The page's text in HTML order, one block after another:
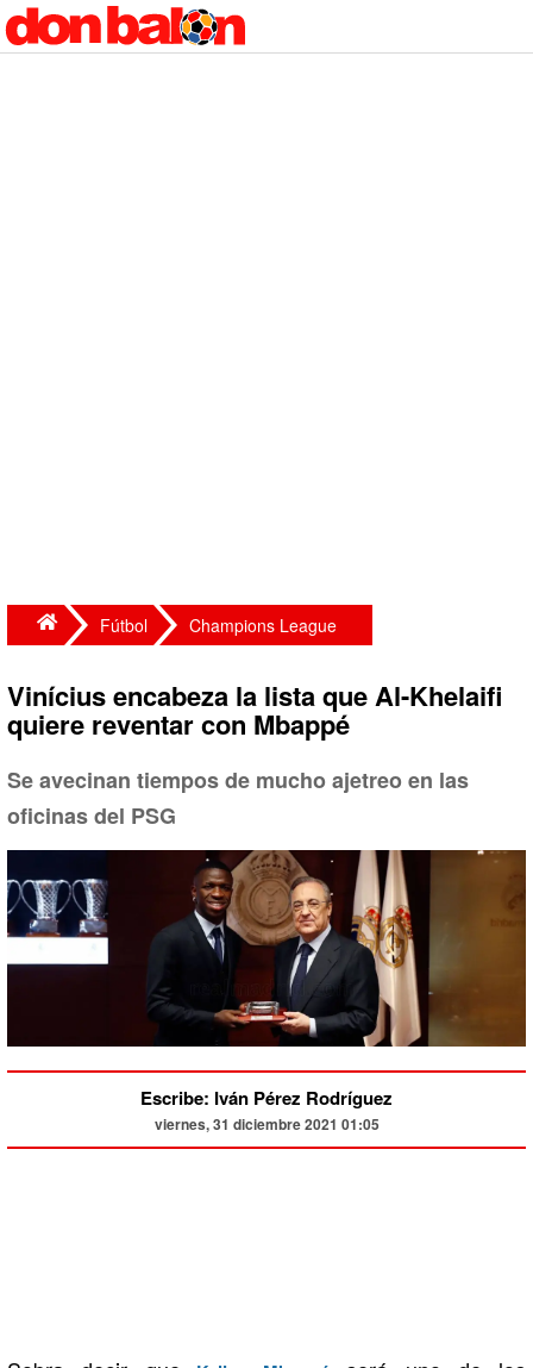
Fútbol Champions League
Vinícius encabeza la lista que Al-Khelaifi
quiere reventar con Mbappé
Se avecinan tiempos de mucho ajetreo en las
oficinas del PSG
Escribe: Iván Pérez Rodríguez
viernes, 31 diciembre 2021 01:05